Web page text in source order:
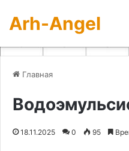
Arh-Angel
Главная
18.11.2025 0 95